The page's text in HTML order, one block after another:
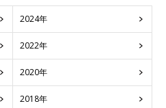
2024年
2022年
2020年
2018年